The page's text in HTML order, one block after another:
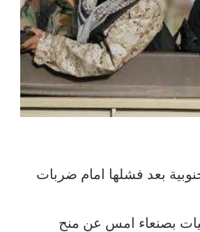
بعد فشلها امام ضربات
بصنعاء امس عن منح